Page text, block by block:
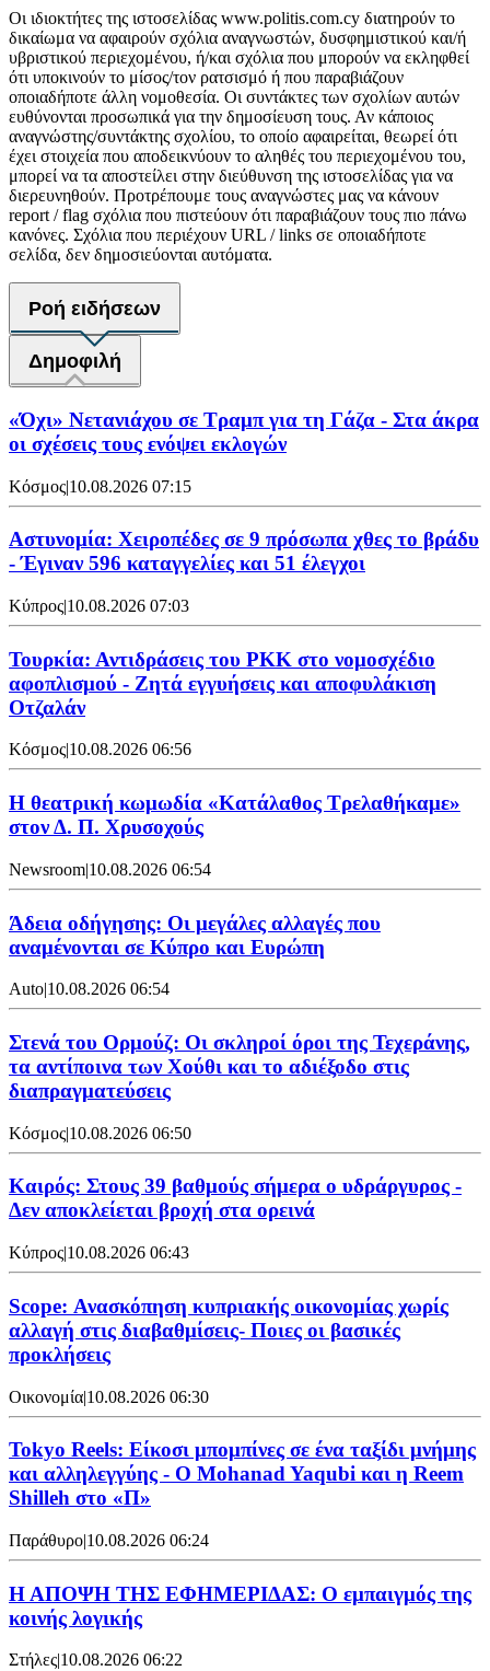
Οι ιδιοκτήτες της ιστοσελίδας www.politis.com.cy διατηρούν το
δικαίωμα να αφαιρούν σχόλια αναγνωστών, δυσφημιστικού και/ή
υβριστικού περιεχομένου, ή/και σχόλια που μπορούν να εκληφθεί
ότι υποκινούν το μίσος/τον ρατσισμό ή που παραβιάζουν
οποιαδήποτε άλλη νομοθεσία. Οι συντάκτες των σχολίων αυτών
ευθύνονται προσωπικά για την δημοσίευση τους. Αν κάποιος
αναγνώστης/συντάκτης σχολίου, το οποίο αφαιρείται, θεωρεί ότι
έχει στοιχεία που αποδεικνύουν το αληθές του περιεχομένου του,
μπορεί να τα αποστείλει στην διεύθυνση της ιστοσελίδας για να
διερευνηθούν. Προτρέπουμε τους αναγνώστες μας να κάνουν
report / flag σχόλια που πιστεύουν ότι παραβιάζουν τους πιο πάνω
κανόνες. Σχόλια που περιέχουν URL / links σε οποιαδήποτε
σελίδα, δεν δημοσιεύονται αυτόματα.
Ροή ειδήσεων
Δημοφιλή
«Όχι» Νετανιάχου σε Τραμπ για τη Γάζα - Στα άκρα
οι σχέσεις τους ενόψει εκλογών
Κόσμος|10.08.2026 07:15
Αστυνομία: Χειροπέδες σε 9 πρόσωπα χθες το βράδυ
- Έγιναν 596 καταγγελίες και 51 έλεγχοι
Κύπρος|10.08.2026 07:03
Τουρκία: Αντιδράσεις του PKK στο νομοσχέδιο
αφοπλισμού - Ζητά εγγυήσεις και αποφυλάκιση
Οτζαλάν
Κόσμος|10.08.2026 06:56
Η θεατρική κωμωδία «Κατάλαθος Τρελαθήκαμε»
στον Δ. Π. Χρυσοχούς
Newsroom|10.08.2026 06:54
Άδεια οδήγησης: Οι μεγάλες αλλαγές που
αναμένονται σε Κύπρο και Ευρώπη
Auto|10.08.2026 06:54
Στενά του Ορμούζ: Οι σκληροί όροι της Τεχεράνης,
τα αντίποινα των Χούθι και το αδιέξοδο στις
διαπραγματεύσεις
Κόσμος|10.08.2026 06:50
Καιρός: Στους 39 βαθμούς σήμερα ο υδράργυρος -
Δεν αποκλείεται βροχή στα ορεινά
Κύπρος|10.08.2026 06:43
Scope: Ανασκόπηση κυπριακής οικονομίας χωρίς
αλλαγή στις διαβαθμίσεις- Ποιες οι βασικές
προκλήσεις
Οικονομία|10.08.2026 06:30
Tokyo Reels: Είκοσι μπομπίνες σε ένα ταξίδι μνήμης
και αλληλεγγύης - Ο Mohanad Yaqubi και η Reem
Shilleh στο «Π»
Παράθυρο|10.08.2026 06:24
Η ΑΠΟΨΗ ΤΗΣ ΕΦΗΜΕΡΙΔΑΣ: Ο εμπαιγμός της
κοινής λογικής
Στήλες|10.08.2026 06:22